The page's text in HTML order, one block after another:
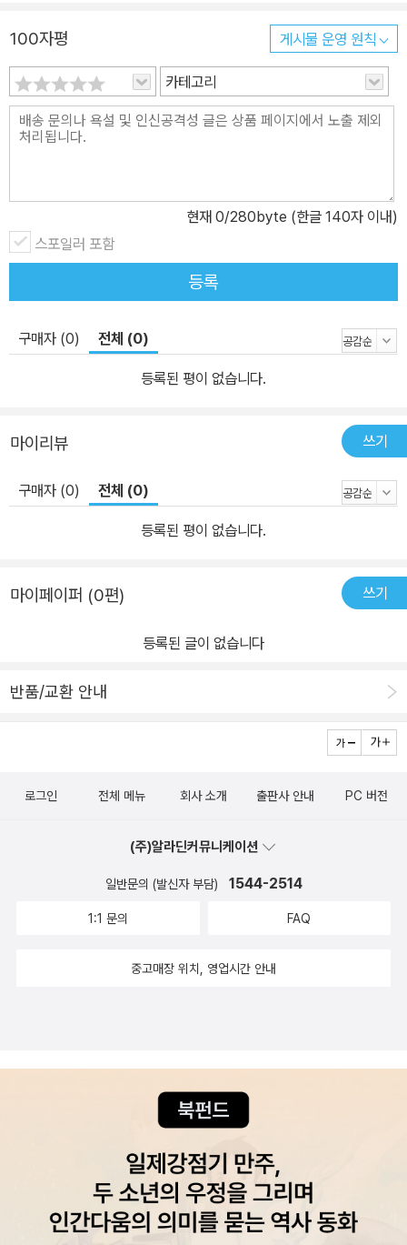
고 금세 나가는 새어머니들, 행방불명된 큰형……. 어린 시절, 칠남매
중 여섯째인 김학원에게 가족은 많았지만, 그는 늘 가족들이 그리웠
다. 그의 형제들도 마찬가지였을 것이다. 아버지와 두 명의 형제가 스
스로 목숨을 끊고 말았다. 그리움에 늘 울며 다니는 그였지만, 그는 신
세타령을 하는 대신 힘 있게 사는 사람이 되길 꿈꿨다. 물려받은 것이
라곤 건강한 신체 하나뿐이었지만, 환경에 굴하지 않고 노력한 끝에
하지만 고등학교 시절 예수님을 만나고 받은 은혜에 감사해 중국에
가서 부모 없는 아이들을 돌보겠다 서원한 것을 결코 잊지 않았다. 서
른다섯 살, 중국어 한마디도 할 줄 모르는 채 천진(톈진) 가는 배에 올
랐다. 연길에 자리 잡고 고아원을 하겠다고 입버릇처럼 말하던 그에
게 어느 날 남자아이 하나가 찾아온다. 길봉이라 이름 지어 주고 자식
처럼 돌보기 시작한 그날이 바로 사랑의 집 설립일이다. ‘낳는 것도 중
요하지만 잘 키우는 것도 중요하다’는 사실을 경험으로 깨달은 김 원
장은 가정을 잃은 아이들에게 무엇을 먹이고 입힐까 염려하기보다 어
원장은 자신과 같은 처지의 부모 없는 아이들을 사랑하는 사람입니
다. 모두가 쉽지 않은 일이라고 했지만, 그는 자신의 아이를 낳는 대신
중국 아이들을 품에 안아 키우기 시작해 20년이 지난 지금 100명이
넘는 자녀를 둔 아버지가 되었습니다. 이제 그가 태어나 성장한 고국
키우나?” 왜 고등학생 김학원에게 무작정 중국에 가 부모 없는 아이
를 돌봐야겠다는 마음을 주셨을까? 내 아이 하나만 귀하게 소황제로
지 못하는 사람들에게 그의 사명은 웃음거리로 전락하곤 했다. 김 원
돌보았다. 설계는커녕 벽돌 쌓는 법도 모르는 건축 문외한이었지만,
아이들이 머물 집을 직접 만들기 시작했다. 물론 삽질을 하고, 자재를
나르고, 벽돌을 쌓는 등 온몸으로 도운 봉사자들의 땀방울이 큰 힘이
시작된 사랑의 집은 날마다 족한 만큼 채워 주시는 주님의 섭리로 지
하여 널리 폄’이라 풀이되어 있다. 오래전 이 땅에 복음의 씨앗이 뿌려
질 때 외국인 선교사들이 헐벗고 굶주린 사람들에게 의료 혜택을 베
을 전했기 때문이다. 중국은 포교가 금지된 곳이지만 베풀고 가르치
전할 수도 없는데 왜 부모 없는 아이들을 대가 없이 돌보느냐고 묻는
사람이 많다. 참 이상한 생각이다. 아무 조건 없이 아이들에게 삶의 공
간을 만들어 주고 부모가 되어 줄 수는 없단 말인가. -본문에서 4. 저
아이들을 돌보는 일이 만만치 않았으리라 생각합니다. 어떻게 중국에
가게 되셨나요? 고등학교 3학년 때 주님을 영접하고 주님의 은혜에
참으로 감사했습니다. 그 사랑에 작은 보답을 하고 싶은 마음으로 기
100자평 게시물 운영 원칙
카테고리
현재 0/280byte (한글 140자 이내)
스포일러 포함
등록
구매자 (0) 전체 (0)
등록된 평이 없습니다.
마이리뷰 쓰기
구매자 (0) 전체 (0)
등록된 평이 없습니다.
마이페이퍼 (0편) 쓰기
등록된 글이 없습니다
반품/교환 안내
로그인 전체 메뉴 회사 소개 출판사 안내 PC 버전
(주)알라딘커뮤니케이션
일반문의 (발신자 부담) 1544-2514
1:1 문의 FAQ
중고매장 위치, 영업시간 안내